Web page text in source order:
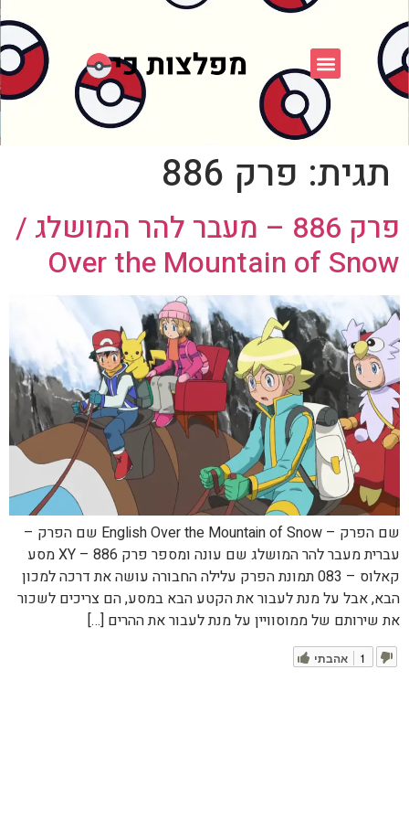
תגית: פרק 886
פרק 886 – מעבר להר המושלג /
Over the Mountain of Snow
שם הפרק – English Over the Mountain of Snow שם הפרק –
עברית מעבר להר המושלג שם עונה ומספר פרק XY – 886 מסע
קאלוס – 083 תמונת הפרק עלילה החבורה עושה את דרכה למכון
הבא, אבל על מנת לעבור את הקטע הבא במסע, הם צריכים לשכור
את שירותם של ממוסוויין על מנת לעבור את ההרים […]
אהבתי 1